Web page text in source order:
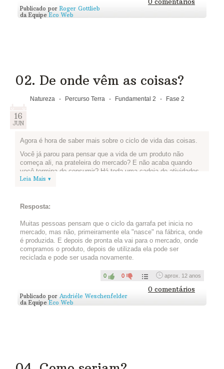
0 comentários
Publicado por Roger Gottlieb
da Equipe Eco Web
02. De onde vêm as coisas?
Natureza - Percurso Terra - Fundamental 2 - Fase 2
16
JUN
Agora é hora de saber mais sobre o ciclo de vida das coisas.
Você já parou para pensar que a vida de um produto não
começa ali, na prateleira do mercado? E não acaba quando
você termina de consumir? Há toda uma cadeia de atividades
para que isso aconteça, e todas tem impactos no meio
Braskem, que te ajuda a entender mais sobre esse conceito.
e buscar em sites e livros ou perguntando para seus
professores, como funciona o ciclo de vida dos produtos que
escolheram na atividade anterior - incluindo o balde!
Algumas perguntas podem ajudar a orientar suas buscas: que
Estes recursos são renováveis ou não renováveis? Este
embalagem para transportar e comercializar este produto? Do
que a embalagem é feita? Este produto tem uma vida útil
longa? Este produto pode ser reutilizado e transformado em
- e publiquem aqui:
Leia Mais ▾
Resposta:
Muitas pessoas pensam que o ciclo da garrafa pet inicia no
mercado, mas não, primeiramente ela "nasce" na fábrica, onde
é produzida. E depois de pronta ela vai para o mercado, onde
compramos o produto, depois de utilizada ela pode ser
reciclada e pode ser usada novamente.
0 0 aprox. 12 anos
0 comentários
Publicado por Andriéle Weschenfelder
da Equipe Eco Web